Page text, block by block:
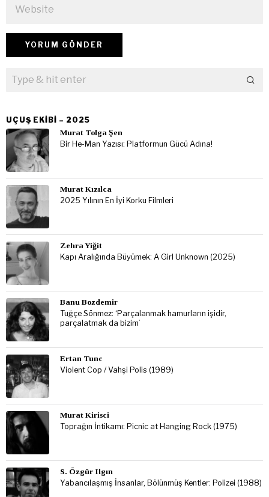
UÇUŞ EKIBI – 2025
Murat Tolga Şen
Bir He-Man Yazısı: Platformun Gücü Adına!
Murat Kızılca
2025 Yılının En İyi Korku Filmleri
Zehra Yiğit
Kapı Aralığında Büyümek: A Girl Unknown (2025)
Banu Bozdemir
Tuğçe Sönmez: ‘Parçalanmak hamurların işidir,
parçalatmak da bizim’
Ertan Tunc
Violent Cop / Vahşi Polis (1989)
Murat Kirisci
Toprağın İntikamı: Picnic at Hanging Rock (1975)
S. Özgür Ilgın
Yabancılaşmış İnsanlar, Bölünmüş Kentler: Polizei (1988)